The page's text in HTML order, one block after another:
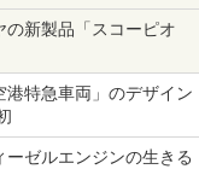
の新製品「スコーピオ
港特急車両」のデザイン
ーゼルエンジンの生きる